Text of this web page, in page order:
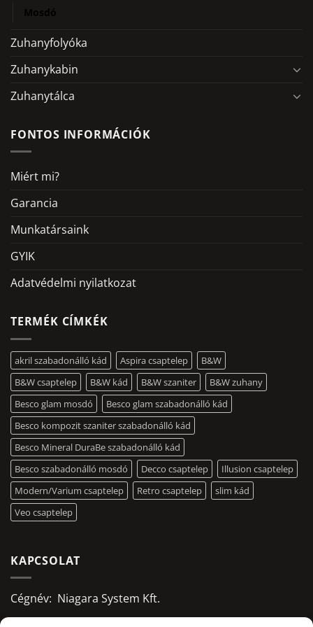
Mosdó
Zuhanyfolyóka
Zuhanykabin
Zuhanytálca
FONTOS INFORMÁCIÓK
Miért mi?
Garancia
Munkatársaink
GYIK
Adatvédelmi nyilatkozat
TERMÉK CÍMKÉK
akril szabadonálló kád Aspira csaptelep
B&W
B&W csaptelep
B&W kád B&W szaniter
B&W zuhany
Besco glam mosdó
Besco glam szabadonálló kád
Besco kompozit szaniter szabadonálló kád
Besco Mineral DuraBe szabadonálló kád
Besco szabadonálló mosdó
Decco csaptelep
Illusion csaptelep
Modern/Varium csaptelep
Retro csaptelep
slim kád
Veo csaptelep
KAPCSOLAT
Cégnév: Niagara System Kft.